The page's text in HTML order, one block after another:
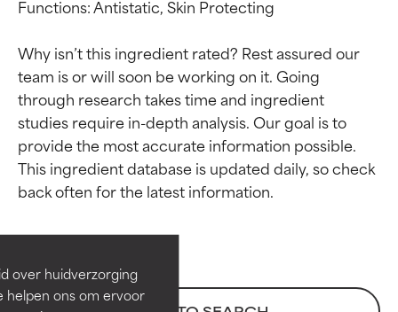
over huidverzorging
helpen ons om ervoor
Functions: Antistatic, Skin Protecting
Why isn’t this ingredient rated? Rest assured our
team is or will soon be working on it. Going
through research takes time and ingredient
studies require in-depth analysis. Our goal is to
provide the most accurate information possible.
This ingredient database is updated daily, so check
Beoordelingen van
ingrediënten
Bewezen en ondersteund door
onafhankelijk onderzoek.
Beoordelingen van
ingrediënten
Bewezen en ondersteund door
onafhankelijk onderzoek.